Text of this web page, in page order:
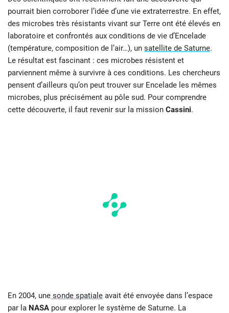
pourrait bien corroborer l’idée d’une vie extraterrestre. En effet,
des microbes très résistants vivant sur Terre ont été élevés en
laboratoire et confrontés aux conditions de vie d’Encelade
(température, composition de l’air…), un satellite de Saturne.
Le résultat est fascinant : ces microbes résistent et
parviennent même à survivre à ces conditions. Les chercheurs
pensent d’ailleurs qu’on peut trouver sur Encelade les mêmes
microbes, plus précisément au pôle sud. Pour comprendre
cette découverte, il faut revenir sur la mission Cassini.
En 2004, une sonde spatiale avait été envoyée dans l’espace
par la NASA pour explorer le système de Saturne. La